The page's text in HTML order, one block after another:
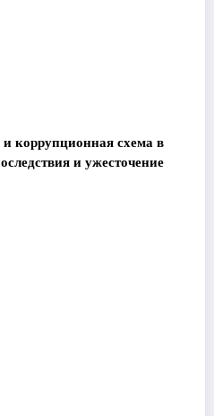
коррупционная схема в
и ужесточение